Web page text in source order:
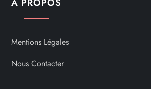
A PROPOS
Mentions Légales
Nous Contacter